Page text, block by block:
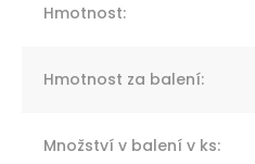
Hmotnost:
Hmotnost za balení:
Množství v balení v ks: